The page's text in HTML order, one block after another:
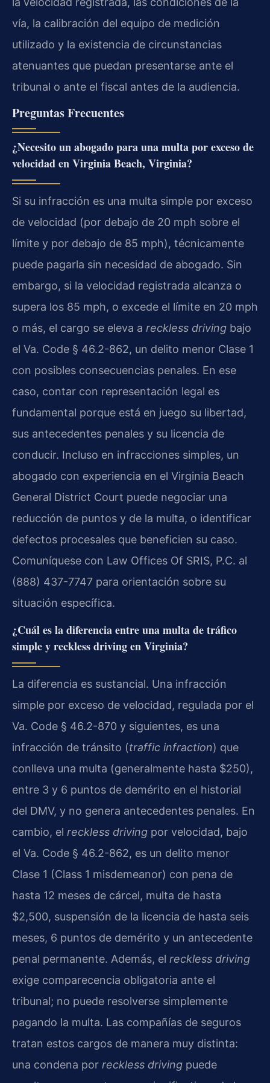
vía, la calibración del equipo de medición
utilizado y la existencia de circunstancias
atenuantes que puedan presentarse ante el
tribunal o ante el fiscal antes de la audiencia.
Preguntas Frecuentes
¿Necesito un abogado para una multa por exceso de
velocidad en Virginia Beach, Virginia?
Si su infracción es una multa simple por exceso
de velocidad (por debajo de 20 mph sobre el
límite y por debajo de 85 mph), técnicamente
puede pagarla sin necesidad de abogado. Sin
embargo, si la velocidad registrada alcanza o
supera los 85 mph, o excede el límite en 20 mph
o más, el cargo se eleva a reckless driving bajo
el Va. Code § 46.2-862, un delito menor Clase 1
con posibles consecuencias penales. En ese
caso, contar con representación legal es
fundamental porque está en juego su libertad,
sus antecedentes penales y su licencia de
conducir. Incluso en infracciones simples, un
abogado con experiencia en el Virginia Beach
General District Court puede negociar una
reducción de puntos y de la multa, o identificar
defectos procesales que beneficien su caso.
Comuníquese con Law Offices Of SRIS, P.C. al
(888) 437-7747 para orientación sobre su
situación específica.
¿Cuál es la diferencia entre una multa de tráfico
simple y reckless driving en Virginia?
La diferencia es sustancial. Una infracción
simple por exceso de velocidad, regulada por el
Va. Code § 46.2-870 y siguientes, es una
infracción de tránsito (traffic infraction) que
conlleva una multa (generalmente hasta $250),
entre 3 y 6 puntos de demérito en el historial
del DMV, y no genera antecedentes penales. En
cambio, el reckless driving por velocidad, bajo
el Va. Code § 46.2-862, es un delito menor
Clase 1 (Class 1 misdemeanor) con pena de
hasta 12 meses de cárcel, multa de hasta
$2,500, suspensión de la licencia de hasta seis
meses, 6 puntos de demérito y un antecedente
penal permanente. Además, el reckless driving
exige comparecencia obligatoria ante el
tribunal; no puede resolverse simplemente
pagando la multa. Las compañías de seguros
tratan estos cargos de manera muy distinta:
una condena por reckless driving puede